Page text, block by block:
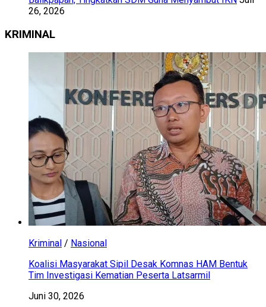
26, 2026
KRIMINAL
Kriminal / Nasional
Koalisi Masyarakat Sipil Desak Komnas HAM Bentuk
Tim Investigasi Kematian Peserta Latsarmil
Juni 30, 2026